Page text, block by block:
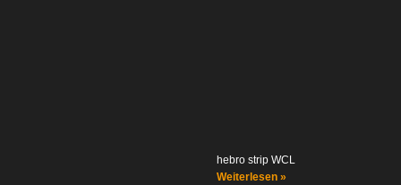
hebro strip WCL
Weiterlesen »